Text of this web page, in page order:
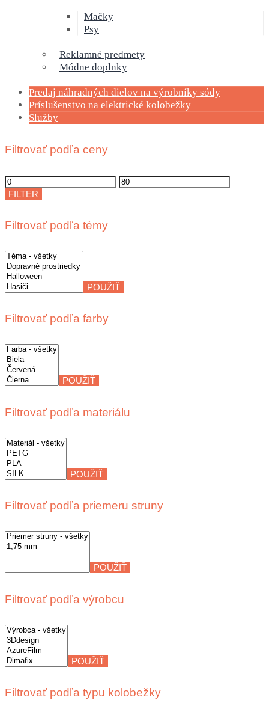
Mačky
Psy
Reklamné predmety
Módne doplnky
Predaj náhradných dielov na výrobníky sódy
Príslušenstvo na elektrické kolobežky
Služby
Filtrovať podľa ceny
Minimálna
cena
Maximálna
FILTER
Filtrovať podľa témy
POUŽIŤ
Filtrovať podľa farby
POUŽIŤ
Filtrovať podľa materiálu
POUŽIŤ
Filtrovať podľa priemeru struny
POUŽIŤ
Filtrovať podľa výrobcu
POUŽIŤ
Filtrovať podľa typu kolobežky